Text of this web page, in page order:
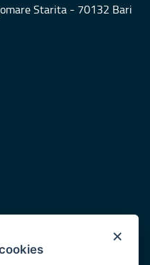
Starita - 70132 Bari
×